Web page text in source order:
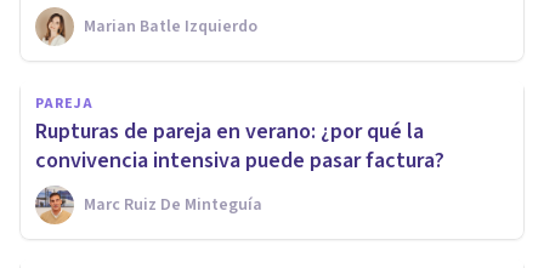
Marian Batle Izquierdo
PAREJA
Rupturas de pareja en verano: ¿por qué la
convivencia intensiva puede pasar factura?
Marc Ruiz De Minteguía